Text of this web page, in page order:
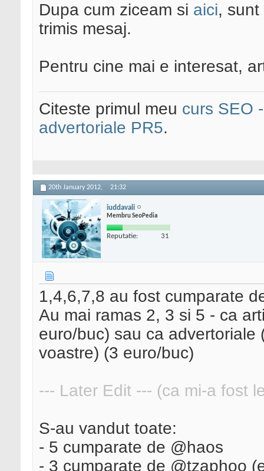
Dupa cum ziceam si aici,
trimis mesaj.
Pentru cine mai e interesat,
Citeste primul meu curs SEO
advertoriale PR5.
20th January 2012, 21:32
iuddavali
Membru SeoPedia
Reputatie: 31
1,4,6,7,8 au fost cumparate
Au mai ramas 2, 3 si 5 - ca
euro/buc) sau ca
voastre) (3 euro/buc)
--- Later Edit --- (ca mi-a fost
S-au vandut toate:
- 5 cumparate de @haos
- 3 cumparate de @tzaphoo